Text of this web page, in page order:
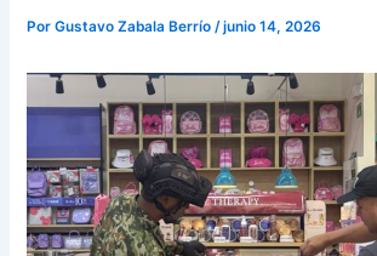
PorGustavo Zabala Berrío /junio 14, 2026